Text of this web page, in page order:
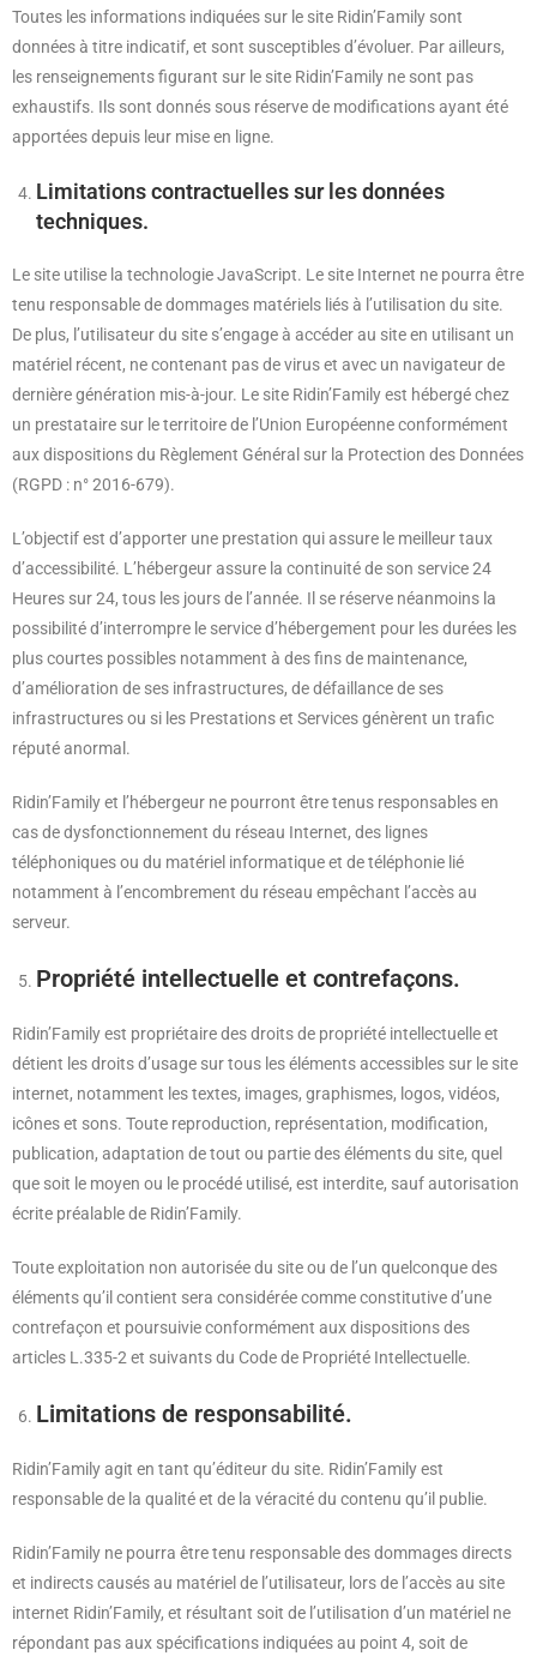
Toutes les informations indiquées sur le site Ridin’Family sont
données à titre indicatif, et sont susceptibles d’évoluer. Par ailleurs,
les renseignements figurant sur le site Ridin’Family ne sont pas
exhaustifs. Ils sont donnés sous réserve de modifications ayant été
apportées depuis leur mise en ligne.
Limitations contractuelles sur les données
techniques.
Le site utilise la technologie JavaScript. Le site Internet ne pourra être
tenu responsable de dommages matériels liés à l’utilisation du site.
De plus, l’utilisateur du site s’engage à accéder au site en utilisant un
matériel récent, ne contenant pas de virus et avec un navigateur de
dernière génération mis-à-jour. Le site Ridin’Family est hébergé chez
un prestataire sur le territoire de l’Union Européenne conformément
aux dispositions du Règlement Général sur la Protection des Données
(RGPD : n° 2016-679).
L’objectif est d’apporter une prestation qui assure le meilleur taux
d’accessibilité. L’hébergeur assure la continuité de son service 24
Heures sur 24, tous les jours de l’année. Il se réserve néanmoins la
possibilité d’interrompre le service d’hébergement pour les durées les
plus courtes possibles notamment à des fins de maintenance,
d’amélioration de ses infrastructures, de défaillance de ses
infrastructures ou si les Prestations et Services génèrent un trafic
réputé anormal.
Ridin’Family et l’hébergeur ne pourront être tenus responsables en
cas de dysfonctionnement du réseau Internet, des lignes
téléphoniques ou du matériel informatique et de téléphonie lié
notamment à l’encombrement du réseau empêchant l’accès au
serveur.
Propriété intellectuelle et contrefaçons.
Ridin’Family est propriétaire des droits de propriété intellectuelle et
détient les droits d’usage sur tous les éléments accessibles sur le site
internet, notamment les textes, images, graphismes, logos, vidéos,
icônes et sons. Toute reproduction, représentation, modification,
publication, adaptation de tout ou partie des éléments du site, quel
que soit le moyen ou le procédé utilisé, est interdite, sauf autorisation
écrite préalable de Ridin’Family.
Toute exploitation non autorisée du site ou de l’un quelconque des
éléments qu’il contient sera considérée comme constitutive d’une
contrefaçon et poursuivie conformément aux dispositions des
articles L.335-2 et suivants du Code de Propriété Intellectuelle.
Limitations de responsabilité.
Ridin’Family agit en tant qu’éditeur du site. Ridin’Family est
responsable de la qualité et de la véracité du contenu qu’il publie.
Ridin’Family ne pourra être tenu responsable des dommages directs
et indirects causés au matériel de l’utilisateur, lors de l’accès au site
internet Ridin’Family, et résultant soit de l’utilisation d’un matériel ne
répondant pas aux spécifications indiquées au point 4, soit de